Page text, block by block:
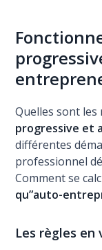
Quelles sont
progressive et
différentes
professionnel
Comment se
qu”auto-
Les règles en